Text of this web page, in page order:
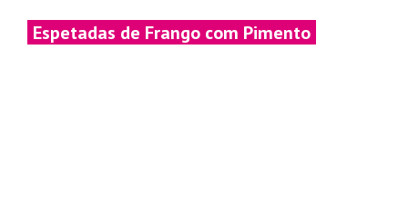
Espetadas de Frango com Pimento